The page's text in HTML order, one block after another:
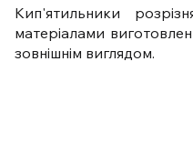
Кип'ятильники
матеріалами
зовнішнім виглядом.